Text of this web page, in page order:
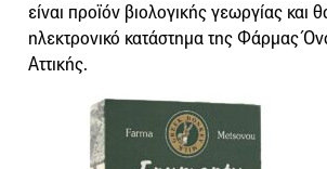
είναι προϊόν βιολογικής γεωργίας και
ηλεκτρονικό κατάστημα της Φάρμας
Αττικής.